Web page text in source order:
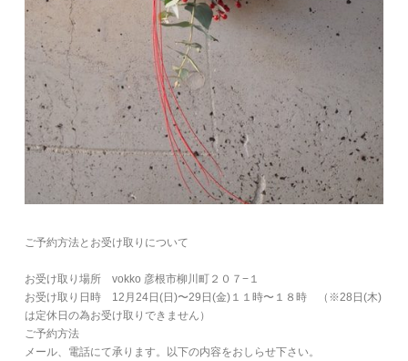
ご予約方法とお受け取りについて
お受け取り場所 vokko 彦根市柳川町２０７−１
お受け取り日時 12月24日(日)〜29日(金)１１時〜１８時 （※28日(木)
は定休日の為お受け取りできません）
ご予約方法
メール、電話にて承ります。以下の内容をおしらせ下さい。